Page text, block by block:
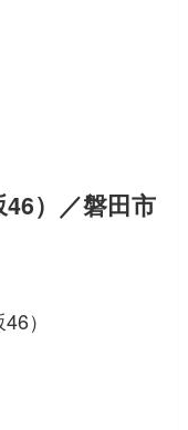
）／磐田市
）